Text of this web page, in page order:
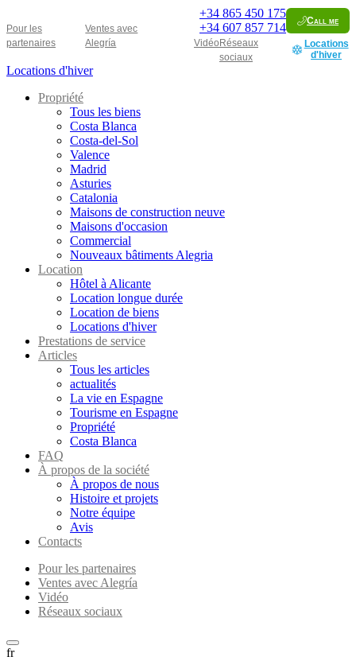
Pour les
partenaires
Ventes avec
Alegría
+34 865 450 175
+34 607 857 714
Call me
Vidéo Réseaux
sociaux
Locations
d'hiver
Locations d'hiver
Propriété
Tous les biens
Costa Blanca
Costa-del-Sol
Valence
Madrid
Asturies
Catalonia
Maisons de construction neuve
Maisons d'occasion
Commercial
Nouveaux bâtiments Alegria
Location
Hôtel à Alicante
Location longue durée
Location de biens
Locations d'hiver
Prestations de service
Articles
Tous les articles
actualités
La vie en Espagne
Tourisme en Espagne
Propriété
Costa Blanca
FAQ
À propos de la société
À propos de nous
Histoire et projets
Notre équipe
Avis
Contacts
Pour les partenaires
Ventes avec Alegría
Vidéo
Réseaux sociaux
fr